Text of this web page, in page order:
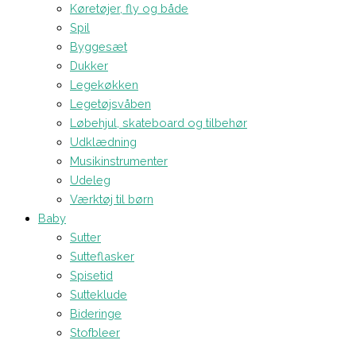
Køretøjer, fly og både
Spil
Byggesæt
Dukker
Legekøkken
Legetøjsvåben
Løbehjul, skateboard og tilbehør
Udklædning
Musikinstrumenter
Udeleg
Værktøj til børn
Baby
Sutter
Sutteflasker
Spisetid
Sutteklude
Bideringe
Stofbleer